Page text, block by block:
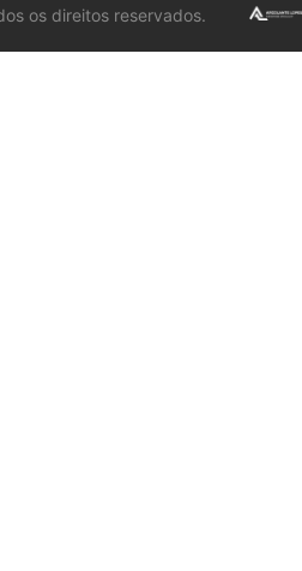
os direitos reservados.